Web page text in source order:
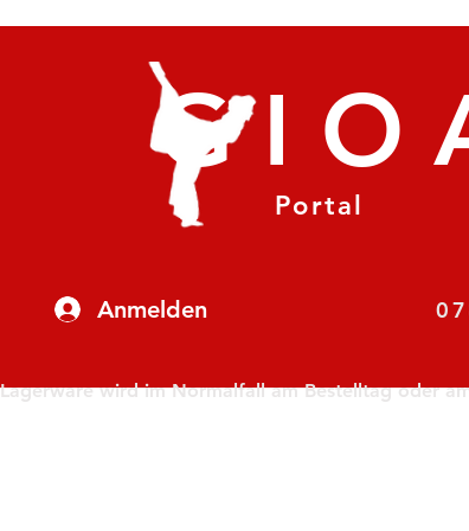
Anmelden
Portal
Lagerware wird im Normalfall am Bestelltag oder